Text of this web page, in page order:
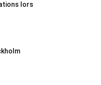
lors